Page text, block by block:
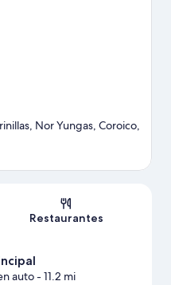
Nor Yungas, Coroico,
Restaurantes
auto- 11.2 mi